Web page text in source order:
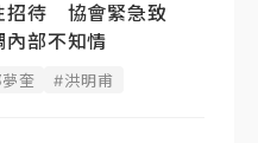
招待 協會緊急致
內部不知情
奎 #洪明甫